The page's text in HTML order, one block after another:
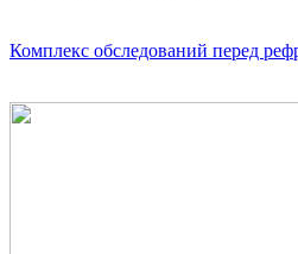
Комплекс обследований перед